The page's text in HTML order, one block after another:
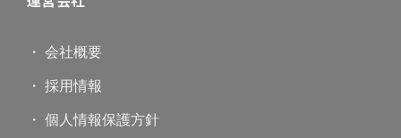
・ 会社概要
・ 採用情報
・ 個人情報保護方針